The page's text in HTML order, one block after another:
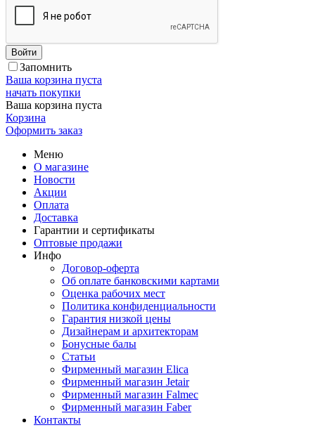
Войти
Запомнить
Ваша корзина пуста
начать покупки
Ваша корзина пуста
Корзина
Оформить заказ
Меню
О магазине
Новости
Акции
Оплата
Доставка
Гарантии и сертификаты
Оптовые продажи
Инфо
Договор-оферта
Об оплате банковскими картами
Оценка рабочих мест
Политика конфиденциальности
Гарантия низкой цены
Дизайнерам и архитекторам
Бонусные балы
Статьи
Фирменный магазин Elica
Фирменный магазин Jetair
Фирменный магазин Falmec
Фирменный магазин Faber
Контакты